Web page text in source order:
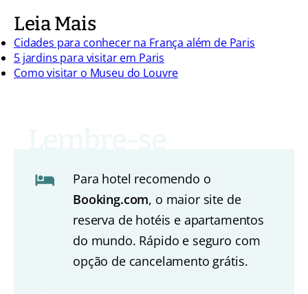
Leia Mais
Cidades para conhecer na França além de Paris
5 jardins para visitar em Paris
Como visitar o Museu do Louvre
Para hotel recomendo o
Booking.com, o maior site de
reserva de hotéis e apartamentos
do mundo. Rápido e seguro com
opção de cancelamento grátis.